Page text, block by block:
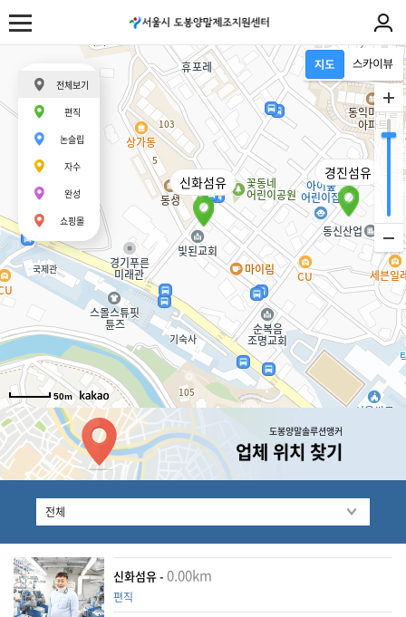
신화섬유
경진섬유
50m
전체보기
편직
논슬립
자수
완성
쇼핑몰
도봉양말솔루션앵커
업체 위치 찾기
신화섬유 - 0.00km
편직